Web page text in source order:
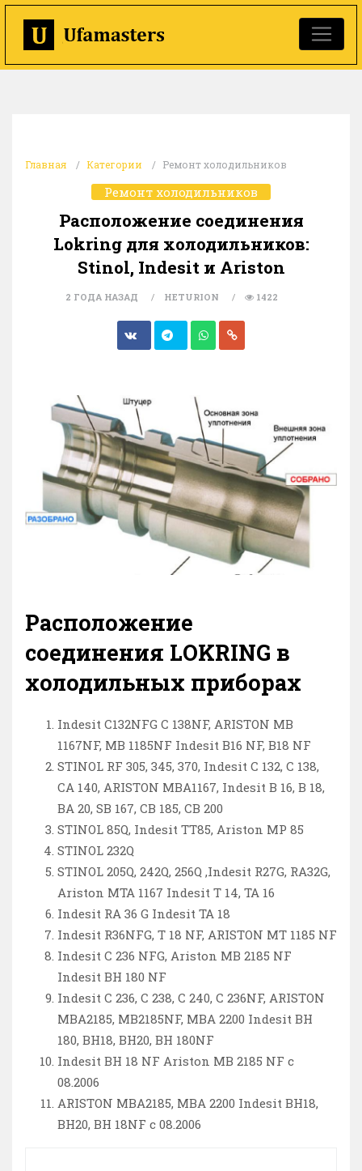
Главная Категории Ремонт холодильников
Ремонт холодильников
Расположение соединения
Lokring для холодильников:
Stinol, Indesit и Ariston
2 ГОДА НАЗАД HETURION 1422
Расположение
соединения LOKRING в
холодильных приборах
Indesit C132NFG C 138NF, ARISTON MB
1167NF, MB 1185NF Indesit B16 NF, B18 NF
STINOL RF 305, 345, 370, Indesit C 132, C 138,
CA 140, ARISTON MBA1167, Indesit B 16, B 18,
BA 20, SB 167, CB 185, CB 200
STINOL 85Q, Indesit TT85, Ariston MP 85
STINOL 232Q
STINOL 205Q, 242Q, 256Q ,Indesit R27G, RA32G,
Ariston MTA 1167 Indesit T 14, TA 16
Indesit RA 36 G Indesit TA 18
Indesit R36NFG, T 18 NF, ARISTON MT 1185 NF
Indesit C 236 NFG, Ariston MB 2185 NF
Indesit BH 180 NF
Indesit C 236, C 238, C 240, C 236NF, ARISTON
MBA2185, MB2185NF, MBA 2200 Indesit BH
180, BH18, BH20, BH 180NF
Indesit BH 18 NF Ariston MB 2185 NF с
08.2006
ARISTON MBA2185, MBA 2200 Indesit BH18,
BH20, BH 18NF с 08.2006